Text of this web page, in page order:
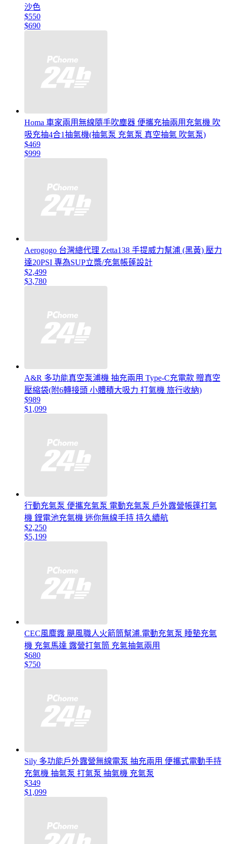
沙色
$550
$690
Homa 車家兩用無線隨手吹塵器 便攜充抽兩用充氣機 吹
吸充抽4合1抽氣機(抽氣泵 充氣泵 真空抽氣 吹氣泵)
$469
$999
Aerogogo 台灣總代理 Zetta138 手提威力幫浦 (黑黃) 壓力
達20PSI 專為SUP立槳/充氣帳蓬設計
$2,499
$3,780
A&R 多功能真空泵浦機 抽充兩用 Type-C充電款 贈真空
壓縮袋(附6轉接頭 小體積大吸力 打氣機 旅行收納)
$989
$1,099
行動充氣泵 便攜充氣泵 電動充氣泵 戶外露營帳篷打氣
機 鋰電池充氣機 迷你無線手持 持久續航
$2,250
$5,199
CEC風麋露 颶風職人火箭筒幫浦.電動充氣泵 睡墊充氣
機 充氣馬達 露營打氣筒 充氣抽氣兩用
$680
$750
Sily 多功能戶外露營無線電泵 抽充兩用 便攜式電動手持
充氣機 抽氣泵 打氣泵 抽氣機 充氣泵
$349
$1,099